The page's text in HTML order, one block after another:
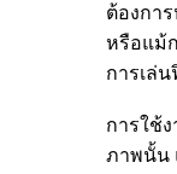
ต้องกา
หรือแม้
การเล่
การใช้
ภาพนั้น